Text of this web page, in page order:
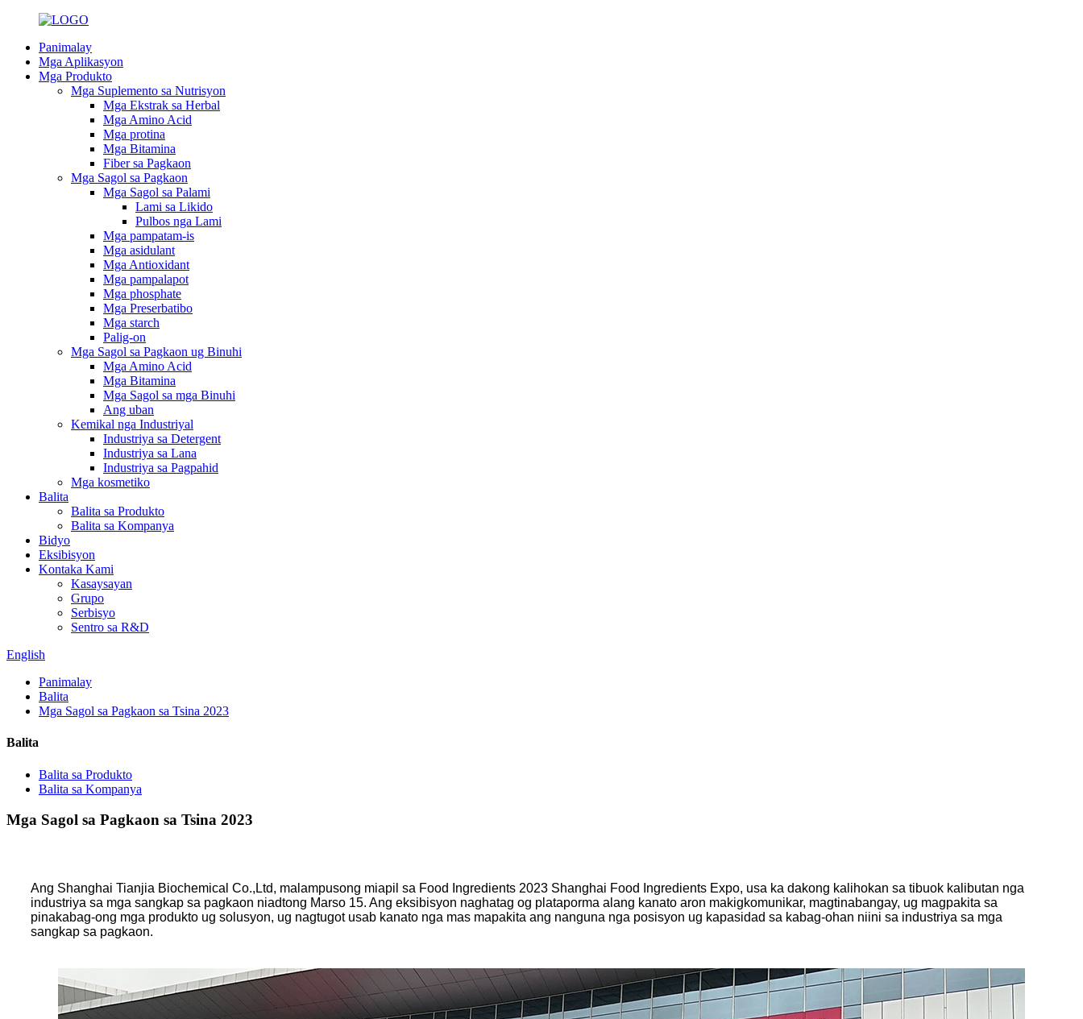
Panimalay
Mga Aplikasyon
Mga Produkto
Mga Suplemento sa Nutrisyon
Mga Ekstrak sa Herbal
Mga Amino Acid
Mga protina
Mga Bitamina
Fiber sa Pagkaon
Mga Sagol sa Pagkaon
Mga Sagol sa Palami
Lami sa Likido
Pulbos nga Lami
Mga pampatam-is
Mga asidulant
Mga Antioxidant
Mga pampalapot
Mga phosphate
Mga Preserbatibo
Mga starch
Palig-on
Mga Sagol sa Pagkaon ug Binuhi
Mga Amino Acid
Mga Bitamina
Mga Sagol sa mga Binuhi
Ang uban
Kemikal nga Industriyal
Industriya sa Detergent
Industriya sa Lana
Industriya sa Pagpahid
Mga kosmetiko
Balita
Balita sa Produkto
Balita sa Kompanya
Bidyo
Eksibisyon
Kontaka Kami
Kasaysayan
Grupo
Serbisyo
Sentro sa R&D
English
Panimalay
Balita
Mga Sagol sa Pagkaon sa Tsina 2023
Balita
Balita sa Produkto
Balita sa Kompanya
Mga Sagol sa Pagkaon sa Tsina 2023
Ang Shanghai Tianjia Biochemical Co.,Ltd, malampusong miapil sa Food Ingredients 2023 Shanghai Food Ingredients Expo, usa ka dakong kalihokan sa tibuok kalibutan nga
industriya sa mga sangkap sa pagkaon niadtong Marso 15. Ang eksibisyon naghatag og plataporma alang kanato aron makigkomunikar, magtinabangay, ug magpakita sa
pinakabag-ong mga produkto ug solusyon, ug nagtugot usab kanato nga mas mapakita ang nanguna nga posisyon ug kapasidad sa kabag-ohan niini sa industriya sa mga
sangkap sa pagkaon.